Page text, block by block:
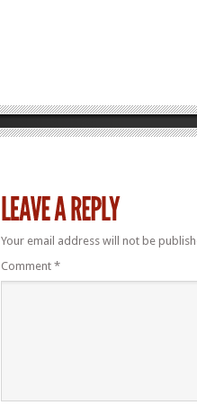
Your email address will not be
Comment *